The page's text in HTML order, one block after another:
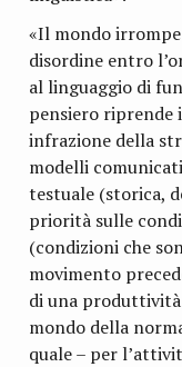
«Il mondo
disordine entro
al linguaggio di
pensiero riprende
infrazione della
modelli
testuale (storica,
priorità sulle
(condizioni che
movimento
di una
mondo della
quale – per